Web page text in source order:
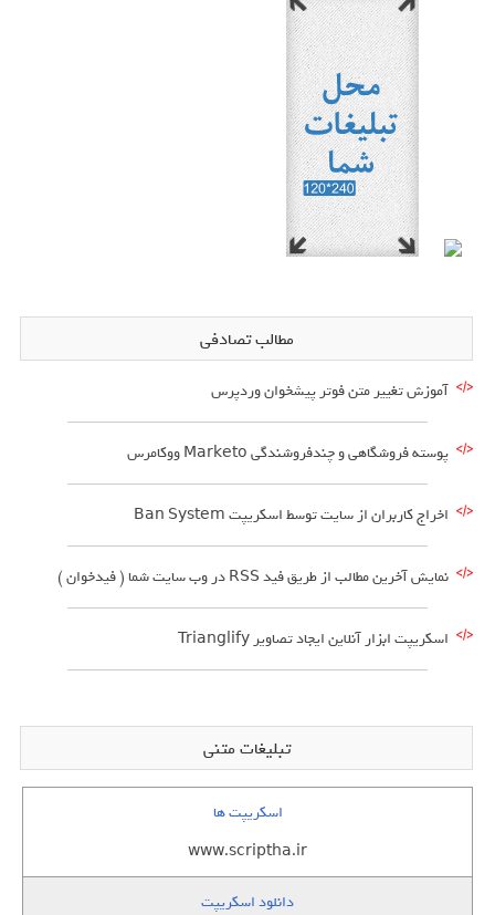
مطالب تصادفی
آموزش تغییر متن فوتر پیشخوان وردپرس
پوسته فروشگاهی و چندفروشندگی Marketo ووکامرس
اخراج کاربران از سایت توسط اسکریپت Ban System
نمایش آخرین مطالب از طریق فید RSS در وب سایت شما ( فیدخوان )
اسکریپت ابزار آنلاین ایجاد تصاویر Trianglify
تبلیغات متنی
اسکریپت ها
www.scriptha.ir
دانلود اسکریپت